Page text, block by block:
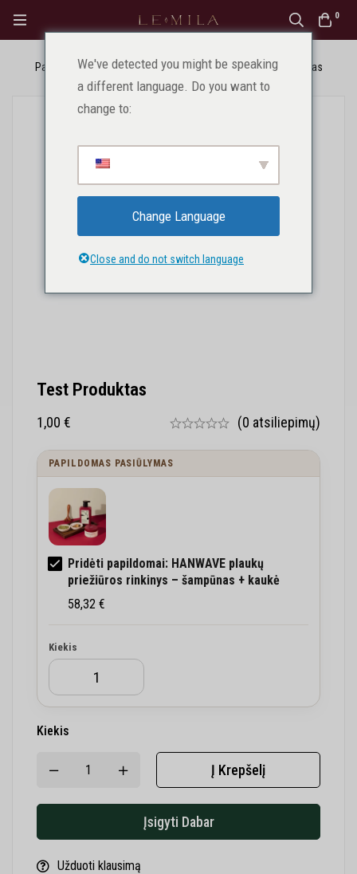
0
Pagrindinis Produktai Be kategorijos test produktas
Test Produktas
1,00 € (0 atsiliepimų)
PAPILDOMAS PASIŪLYMAS
Pridėti papildomai: HANWAVE plaukų
priežiūros rinkinys – šampūnas + kaukė
58,32 €
Kiekis
Kiekis
Į Krepšelį
Įsigyti Dabar
Užduoti klausimą
We've detected you might be speaking
a different language. Do you want to
change to:
Change Language
Close and do not switch language